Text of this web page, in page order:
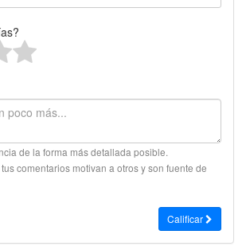
de la forma más detallada posible.
comentarios motivan a otros y son fuente de
Calificar